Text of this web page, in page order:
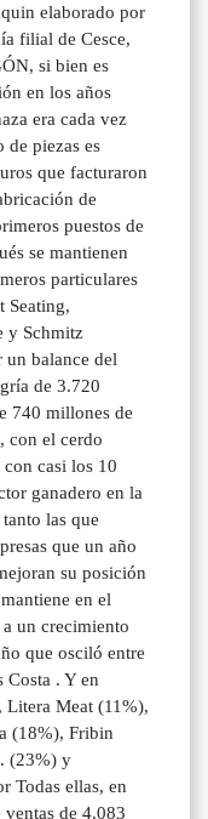
elaborado por
filial de Cesce,
si bien es
en los años
era cada vez
de piezas es
que facturaron
de
puestos de
se mantienen
particulares
Seating,
y Schmitz
un balance del
de 3.720
740 millones de
con el cerdo
casi los 10
ganadero en la
las que
que un año
su posición
en el
un crecimiento
que osciló entre
Costa . Y en
Litera Meat (11%),
(18%), Fribin
(23%) y
Todas ellas, en
de 4.083